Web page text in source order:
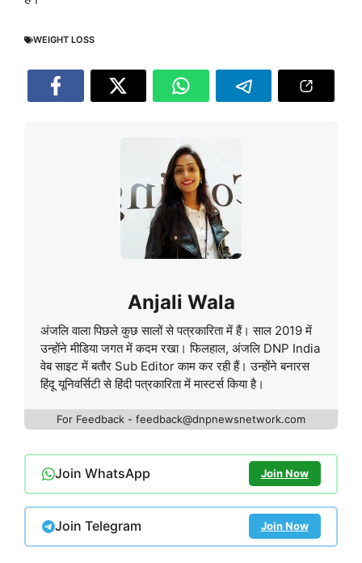
WEIGHT LOSS
Anjali Wala
अंजलि वाला पिछले कुछ सालों से पत्रकारिता में हैं। साल 2019 में
उन्होंने मीडिया जगत में कदम रखा। फिलहाल, अंजलि DNP India
वेब साइट में बतौर Sub Editor काम कर रही हैं। उन्होंने बनारस
हिंदू यूनिवर्सिटी से हिंदी पत्रकारिता में मास्टर्स किया है।
For Feedback - feedback@dnpnewsnetwork.com
Join WhatsApp Join Now
Join Telegram Join Now